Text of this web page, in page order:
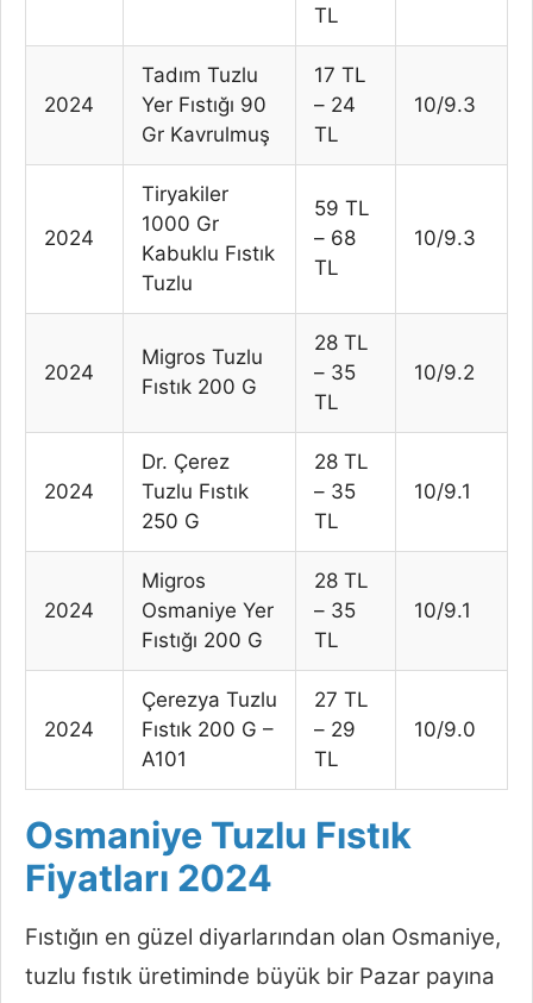
TL
2024
Tadım Tuzlu
Yer Fıstığı 90
Gr Kavrulmuş
17 TL
– 24
TL
10/9.3
2024
Tiryakiler
1000 Gr
Kabuklu Fıstık
Tuzlu
59 TL
– 68
TL
10/9.3
2024
Migros Tuzlu
Fıstık 200 G
28 TL
– 35
TL
10/9.2
2024
Dr. Çerez
Tuzlu Fıstık
250 G
28 TL
– 35
TL
10/9.1
2024
Migros
Osmaniye Yer
Fıstığı 200 G
28 TL
– 35
TL
10/9.1
2024
Çerezya Tuzlu
Fıstık 200 G –
A101
27 TL
– 29
TL
10/9.0
Osmaniye Tuzlu Fıstık
Fiyatları 2024
Fıstığın en güzel diyarlarından olan Osmaniye,
tuzlu fıstık üretiminde büyük bir Pazar payına